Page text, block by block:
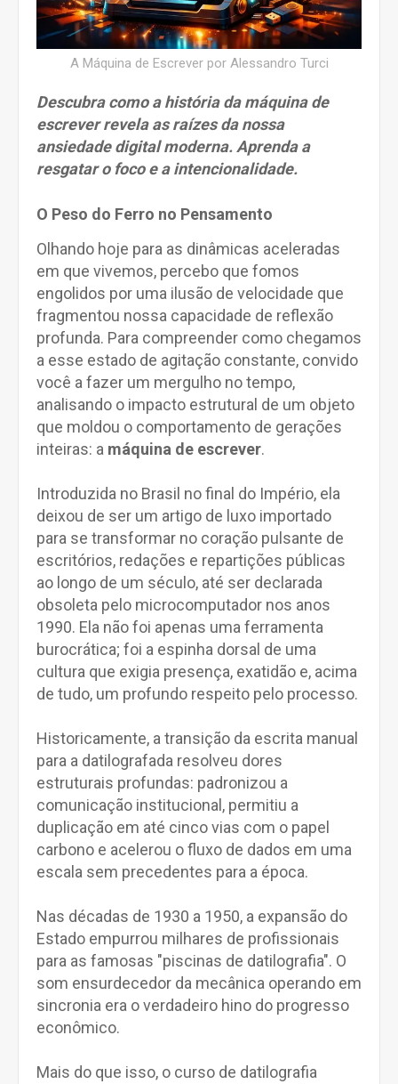
A Máquina de Escrever por Alessandro Turci
Descubra como a história da máquina de
escrever revela as raízes da nossa
ansiedade digital moderna. Aprenda a
resgatar o foco e a intencionalidade.
O Peso do Ferro no Pensamento
Olhando hoje para as dinâmicas aceleradas
em que vivemos, percebo que fomos
engolidos por uma ilusão de velocidade que
fragmentou nossa capacidade de reflexão
profunda. Para compreender como chegamos
a esse estado de agitação constante, convido
você a fazer um mergulho no tempo,
analisando o impacto estrutural de um objeto
que moldou o comportamento de gerações
inteiras: a máquina de escrever.
Introduzida no Brasil no final do Império, ela
deixou de ser um artigo de luxo importado
para se transformar no coração pulsante de
escritórios, redações e repartições públicas
ao longo de um século, até ser declarada
obsoleta pelo microcomputador nos anos
1990. Ela não foi apenas uma ferramenta
burocrática; foi a espinha dorsal de uma
cultura que exigia presença, exatidão e, acima
de tudo, um profundo respeito pelo processo.
Historicamente, a transição da escrita manual
para a datilografada resolveu dores
estruturais profundas: padronizou a
comunicação institucional, permitiu a
duplicação em até cinco vias com o papel
carbono e acelerou o fluxo de dados em uma
escala sem precedentes para a época.
Nas décadas de 1930 a 1950, a expansão do
Estado empurrou milhares de profissionais
para as famosas "piscinas de datilografia". O
som ensurdecedor da mecânica operando em
sincronia era o verdadeiro hino do progresso
econômico.
Mais do que isso, o curso de datilografia